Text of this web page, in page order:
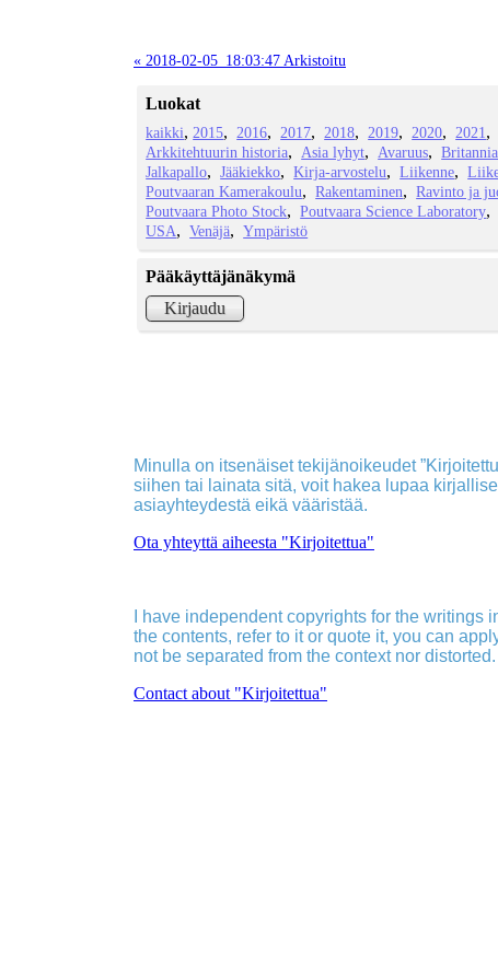
« 2018-02-05_18:03:47 Arkistoitu
Luokat
kaikki 2015 2016 2017 2018 2019 2020 2021
Arkkitehtuurin historia
Asia lyhyt Avaruus Britannia
Jalkapallo
Jääkiekko Kirja-arvostelu Liikenne
Poutvaaran Kamerakoulu
Rakentaminen Ravinto ja
Poutvaara Photo Stock
Poutvaara Science Laboratory
USA
Venäjä Ympäristö
Pääkäyttäjänäkymä
Kirjaudu
Minulla on itsenäiset tekijänoikeudet
siihen tai lainata sitä, voit hakea lupaa
asiayhteydestä eikä vääristää.
Ota yhteyttä aiheesta "Kirjoitettua"
I have independent copyrights for the writings
the contents, refer to it or quote it, you can
not be separated from the context nor distorted.
Contact about "Kirjoitettua"